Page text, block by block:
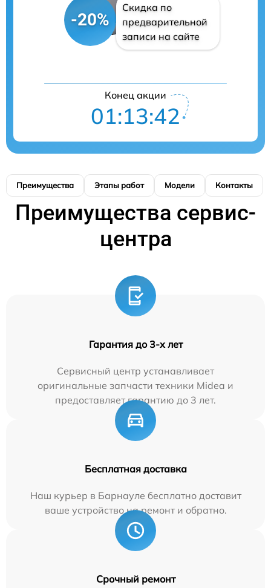
-20%
Скидка по
предварительной
записи на сайте
Конец акции
01:13:41
Преимущества Этапы работ Модели Контакты
Преимущества сервис-
центра
Гарантия до 3-х лет
Сервисный центр устанавливает
оригинальные запчасти техники Midea и
предоставляет гарантию до 3 лет.
Бесплатная доставка
Наш курьер в Барнауле бесплатно доставит
ваше устройство на ремонт и обратно.
Срочный ремонт